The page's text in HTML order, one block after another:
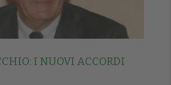
I NUOVI ACCORDI